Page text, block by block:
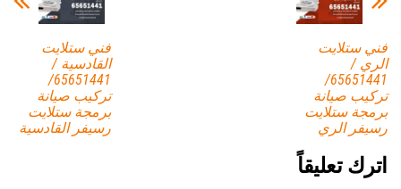
فني ستلايت
القادسية /
65651441/
تركيب صيانة
برمجة ستلايت
رسيفر القادسية
فني ستلايت
الري /
65651441/
تركيب صيانة
برمجة ستلايت
رسيفر الري
اترك تعليقاً